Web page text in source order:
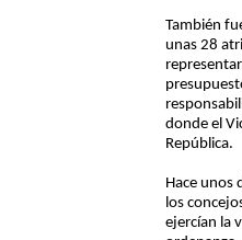
También
unas 28
donde el
República.
Hace unos
los
ejercían la